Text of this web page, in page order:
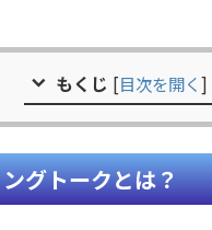
もくじ [目次を開く]
グトークとは？